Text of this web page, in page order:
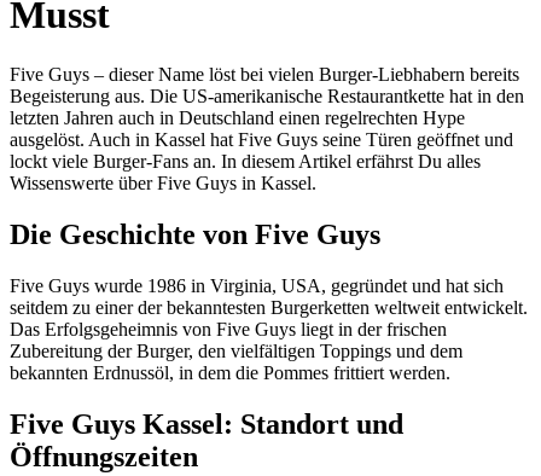
Musst
Five Guys – dieser Name löst bei vielen Burger-Liebhabern bereits
Begeisterung aus. Die US-amerikanische Restaurantkette hat in den
letzten Jahren auch in Deutschland einen regelrechten Hype
ausgelöst. Auch in Kassel hat Five Guys seine Türen geöffnet und
lockt viele Burger-Fans an. In diesem Artikel erfährst Du alles
Wissenswerte über Five Guys in Kassel.
Die Geschichte von Five Guys
Five Guys wurde 1986 in Virginia, USA, gegründet und hat sich
seitdem zu einer der bekanntesten Burgerketten weltweit entwickelt.
Das Erfolgsgeheimnis von Five Guys liegt in der frischen
Zubereitung der Burger, den vielfältigen Toppings und dem
bekannten Erdnussöl, in dem die Pommes frittiert werden.
Five Guys Kassel: Standort und
Öffnungszeiten